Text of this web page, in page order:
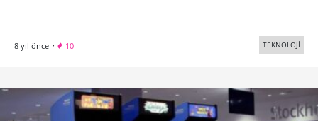
8 yıl önce · 10 TEKNOLOJİ